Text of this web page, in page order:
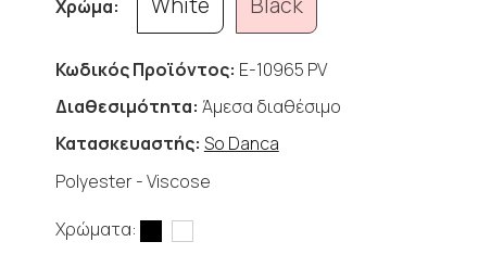
Χρώμα:
Κωδικός Προϊόντος: E-10965 PV
Διαθεσιμότητα: Άμεσα διαθέσιμο
Κατασκευαστής: So Danca
Polyester - Viscose
Χρώματα: